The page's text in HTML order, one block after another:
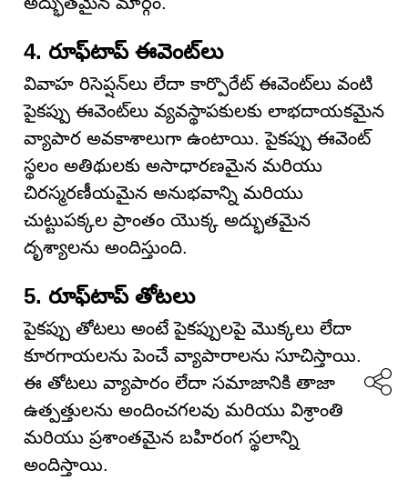
4. రూఫ్‌టాప్ ఈవెంట్‌లు
వివాహ రిసెప్షన్‌లు లేదా కార్పొరేట్ ఈవెంట్‌లు వంటి
పైకప్పు ఈవెంట్‌లు వ్యవస్థాపకులకు లాభదాయకమైన
వ్యాపార అవకాశాలుగా ఉంటాయి. పైకప్పు ఈవెంట్
స్థలం అతిథులకు అసాధారణమైన మరియు
చిరస్మరణీయమైన అనుభవాన్ని మరియు
చుట్టుపక్కల ప్రాంతం యొక్క అద్భుతమైన
దృశ్యాలను అందిస్తుంది.
5. రూఫ్‌టాప్ తోటలు
పైకప్పు తోటలు అంటే పైకప్పులపై మొక్కలు లేదా
కూరగాయలను పెంచే వ్యాపారాలను సూచిస్తాయి.
ఈ తోటలు వ్యాపారం లేదా సమాజానికి తాజా
ఉత్పత్తులను అందించగలవు మరియు విశ్రాంతి
మరియు ప్రశాంతమైన బహిరంగ స్థలాన్ని
అందిస్తాయి.